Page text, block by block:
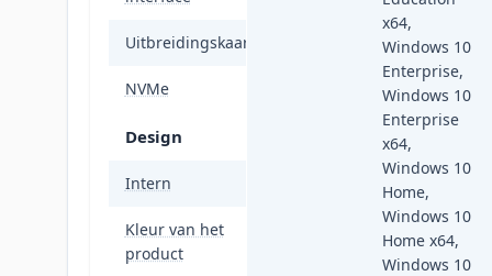
Uitbreidingskaartstandaard
NVMe
Design
Intern
Kleur van het
product
x64,
Windows 10
Enterprise,
Windows 10
Enterprise
x64,
Windows 10
Home,
Windows 10
Home x64,
Windows 10